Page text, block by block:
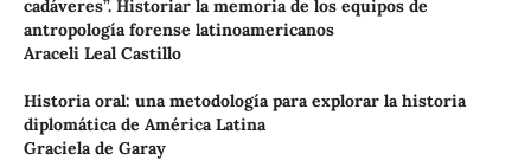
cadáveres”. Historiar la memoria de los equipos de
antropología forense latinoamericanos
Araceli Leal Castillo
Historia oral: una metodología para explorar la historia
diplomática de América Latina
Graciela de Garay